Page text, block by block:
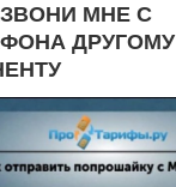
МНЕ С
ДРУГОМУ